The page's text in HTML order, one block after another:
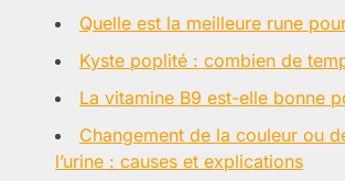
Quelle est la meilleure rune
Kyste poplité : combien de
La vitamine B9 est-elle bonne
Changement de la couleur ou
l’urine : causes et explications